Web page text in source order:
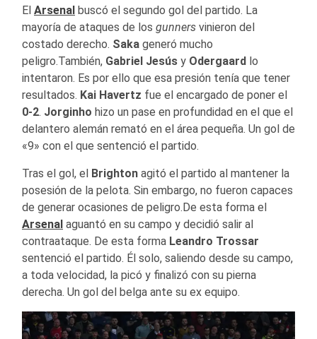
El Arsenal buscó el segundo gol del partido. La
mayoría de ataques de los gunners vinieron del
costado derecho. Saka generó mucho
peligro.También, Gabriel Jesús y Odergaard lo
intentaron. Es por ello que esa presión tenía que tener
resultados. Kai Havertz fue el encargado de poner el
0-2. Jorginho hizo un pase en profundidad en el que el
delantero alemán remató en el área pequeña. Un gol de
«9» con el que sentenció el partido.
Tras el gol, el Brighton agitó el partido al mantener la
posesión de la pelota. Sin embargo, no fueron capaces
de generar ocasiones de peligro.De esta forma el
Arsenal aguantó en su campo y decidió salir al
contraataque. De esta forma Leandro Trossar
sentenció el partido. Él solo, saliendo desde su campo,
a toda velocidad, la picó y finalizó con su pierna
derecha. Un gol del belga ante su ex equipo.